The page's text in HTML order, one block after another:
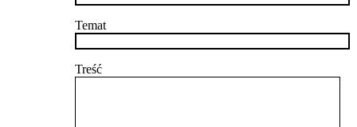
Temat
Treść